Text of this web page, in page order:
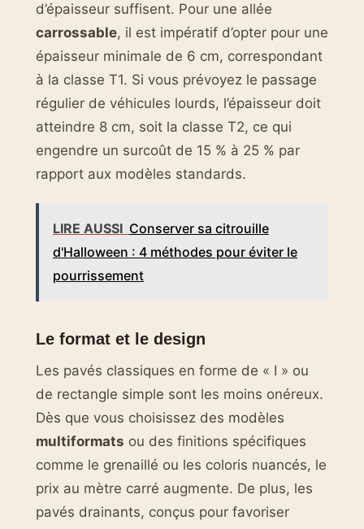
d’épaisseur suffisent. Pour une allée
carrossable, il est impératif d’opter pour une
épaisseur minimale de 6 cm, correspondant
à la classe T1. Si vous prévoyez le passage
régulier de véhicules lourds, l’épaisseur doit
atteindre 8 cm, soit la classe T2, ce qui
engendre un surcoût de 15 % à 25 % par
rapport aux modèles standards.
LIRE AUSSI Conserver sa citrouille
d'Halloween : 4 méthodes pour éviter le
pourrissement
Le format et le design
Les pavés classiques en forme de « I » ou
de rectangle simple sont les moins onéreux.
Dès que vous choisissez des modèles
multiformats ou des finitions spécifiques
comme le grenaillé ou les coloris nuancés, le
prix au mètre carré augmente. De plus, les
pavés drainants, conçus pour favoriser